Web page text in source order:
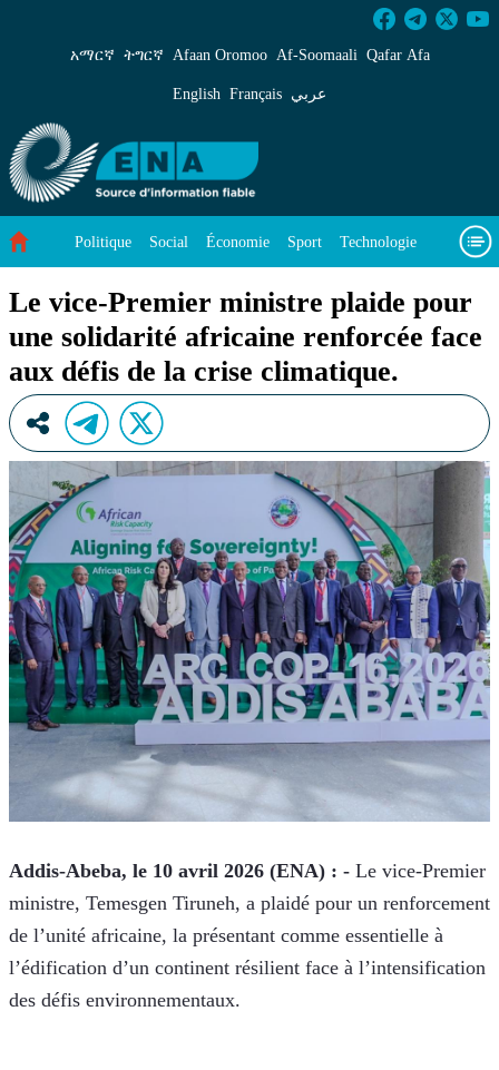
Le vice-Premier ministre plaide pour une
አማርኛ ትግርኛ Afaan Oromoo Af‑Soomaali Qafar Afa
English Français عربي
Politique Social Économie Sport Technologie
Le vice-Premier ministre plaide pour
une solidarité africaine renforcée face
aux défis de la crise climatique.
Addis-Abeba, le 10 avril 2026 (ENA) : - Le vice-Premier
ministre, Temesgen Tiruneh, a plaidé pour un renforcement
de l’unité africaine, la présentant comme essentielle à
l’édification d’un continent résilient face à l’intensification
des défis environnementaux.